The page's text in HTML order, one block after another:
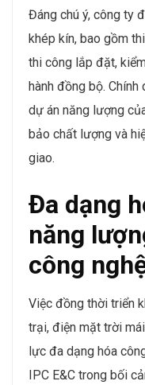
Đáng chú ý, công ty
khép kín, bao gồm
thi công lắp đặt,
hành đồng bộ.
dự án năng lượng
bảo chất lượng và
giao.
Đa dạng
năng
công
Việc đồng thời triển
trại, điện mặt trời
lực đa dạng hóa
IPC E&C trong bối